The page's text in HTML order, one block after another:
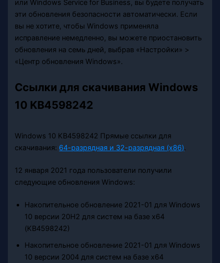
или Windows Service for Business, вы будете получать
эти обновления безопасности автоматически. Если
вы не хотите, чтобы Windows применяла
исправление немедленно, вы можете приостановить
обновления на семь дней, выбрав «Настройки» >
«Центр обновления Windows».
Ссылки для скачивания Windows
10 KB4598242
Windows 10 KB4598242 Прямые ссылки для
скачивания: 64-разрядная и 32-разрядная (x86).
12 января 2021 года пользователи получили
следующие обновления Windows:
Накопительное обновление 2021-01 для Windows
10 версии 20H2 для систем на базе x64
(KB4598242)
Накопительное обновление 2021-01 для Windows
10 версии 2004 для систем на базе x64